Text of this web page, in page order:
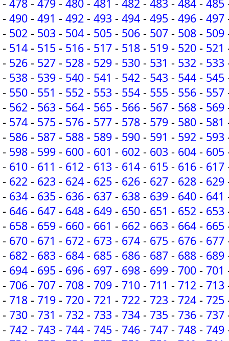
- 478 - 479 - 480 - 481 - 482 - 483 - 484 - 485
- 490 - 491 - 492 - 493 - 494 - 495 - 496 - 497
- 502 - 503 - 504 - 505 - 506 - 507 - 508 - 509
- 514 - 515 - 516 - 517 - 518 - 519 - 520 - 521
- 526 - 527 - 528 - 529 - 530 - 531 - 532 - 533
- 538 - 539 - 540 - 541 - 542 - 543 - 544 - 545
- 550 - 551 - 552 - 553 - 554 - 555 - 556 - 557
- 562 - 563 - 564 - 565 - 566 - 567 - 568 - 569
- 574 - 575 - 576 - 577 - 578 - 579 - 580 - 581
- 586 - 587 - 588 - 589 - 590 - 591 - 592 - 593
- 598 - 599 - 600 - 601 - 602 - 603 - 604 - 605
- 610 - 611 - 612 - 613 - 614 - 615 - 616 - 617
- 622 - 623 - 624 - 625 - 626 - 627 - 628 - 629
- 634 - 635 - 636 - 637 - 638 - 639 - 640 - 641
- 646 - 647 - 648 - 649 - 650 - 651 - 652 - 653
- 658 - 659 - 660 - 661 - 662 - 663 - 664 - 665
- 670 - 671 - 672 - 673 - 674 - 675 - 676 - 677
- 682 - 683 - 684 - 685 - 686 - 687 - 688 - 689
- 694 - 695 - 696 - 697 - 698 - 699 - 700 - 701
- 706 - 707 - 708 - 709 - 710 - 711 - 712 - 713
- 718 - 719 - 720 - 721 - 722 - 723 - 724 - 725
- 730 - 731 - 732 - 733 - 734 - 735 - 736 - 737
- 742 - 743 - 744 - 745 - 746 - 747 - 748 - 749